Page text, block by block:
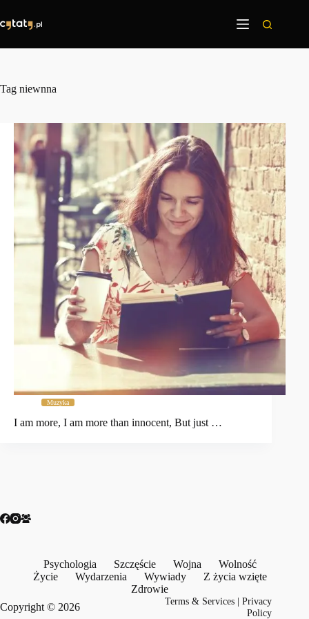
treści
Tag niewnna
Muzyka
I am more, I am more than innocent, But just …
Psychologia Szczęście Wojna
Wolność
Życie
Wydarzenia Wywiady
Z życia wzięte
Zdrowie
Copyright © 2026
Terms & Services |Privacy
Policy